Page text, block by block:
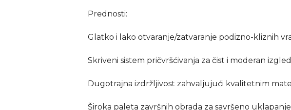
Prednosti:
Glatko i lako otvaranje/zatvaranje podizno-kliznih
Skriveni sistem pričvršćivanja za čist i moderan izgled
Dugotrajna izdržljivost zahvaljujući kvalitetnim
Široka paleta završnih obrada za savršeno